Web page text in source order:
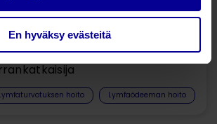
En hyväksy evästeitä
hoito​ Lymfaödeeman hoito
Press Optimal -
hoito​ Lymfaödeeman hoito